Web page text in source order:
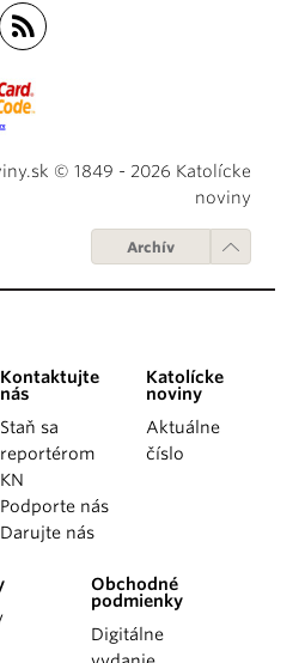
© 1849 - 2026 Katolícke
noviny
Archív
Kontaktujte
nás
Staň sa
reportérom
KN
Podporte nás
Darujte nás
Katolícke
noviny
Aktuálne
číslo
Obchodné
podmienky
Digitálne